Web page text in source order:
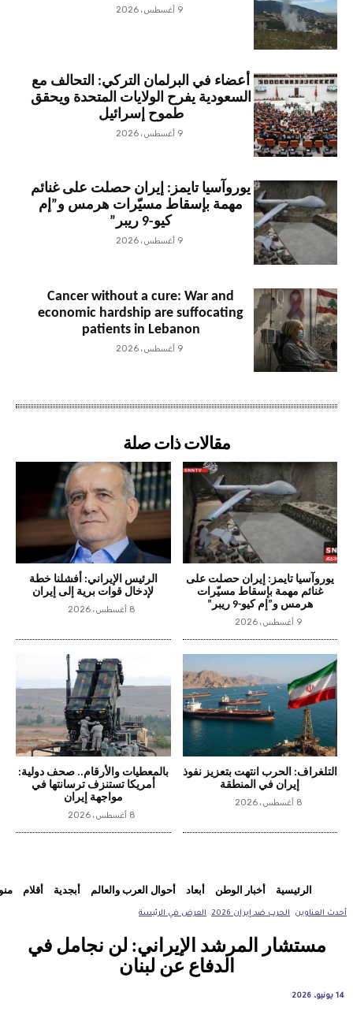
9 أغسطس، 2026
أعضاء في البرلمان التركي: التحالف مع
السعودية يفرح الولايات المتحدة ويحقق
طموح إسرائيل
9 أغسطس، 2026
يوروآسيا تايمز: إيران حصلت على غنائم
مهمة بإسقاط مسيّرات هرمس و”إم
كيو-9 ريبر”
9 أغسطس، 2026
Cancer without a cure: War and
economic hardship are suffocating
patients in Lebanon
9 أغسطس، 2026
مقالات ذات صلة
يوروآسيا تايمز: إيران حصلت على
غنائم مهمة بإسقاط مسيّرات
هرمس و”إم كيو-9 ريبر”
9 أغسطس، 2026
الرئيس الإيراني: أفشلنا خطة
لإدخال قوات برية إلى إيران
8 أغسطس، 2026
التلغراف: الحرب انتهت بتعزيز نفوذ
إيران في المنطقة
8 أغسطس، 2026
بالمعطيات والأرقام.. صحف دولية:
أمريكا تستنزف ترسانتها في
مواجهة إيران
8 أغسطس، 2026